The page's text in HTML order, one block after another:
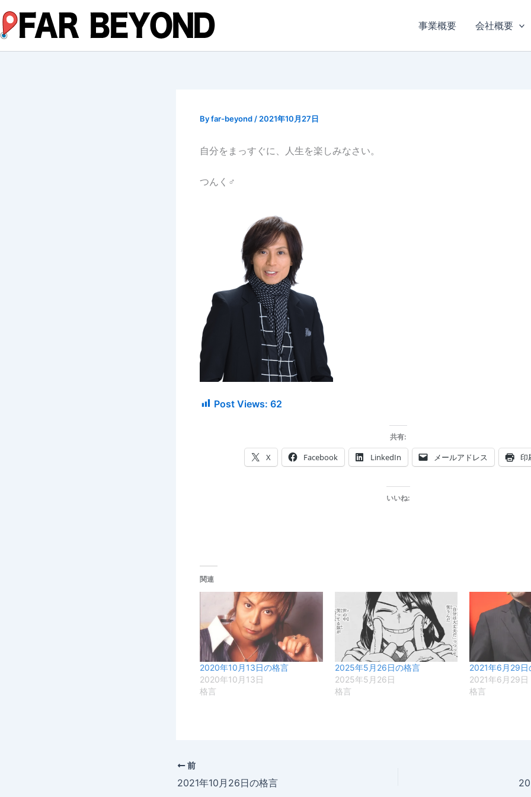
容
を
ス
事業概要 会社概要
Byfar-beyond / 2021年10月27日
自分をまっすぐに、人生を楽しみなさい。
つんく♂
Post Views: 62
共有:
X Facebook LinkedIn メールアドレス 印
いいね:
関連
2020年10月13日の格言
2020年10月13日
格言
2025年5月26日の格言
2025年5月26日
格言
2021年6月29日
2021年6月29日
格言
前
2021年10月26日の格言